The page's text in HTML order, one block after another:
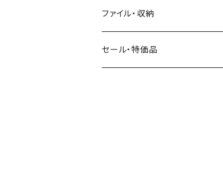
SAIEN
田村美紀
パピアプラッツ（作家もの）
浅野みどり
西淑
カフェ
コーヒー・飲み物・クリームソーダ
ファイル・収納
セール・特価品